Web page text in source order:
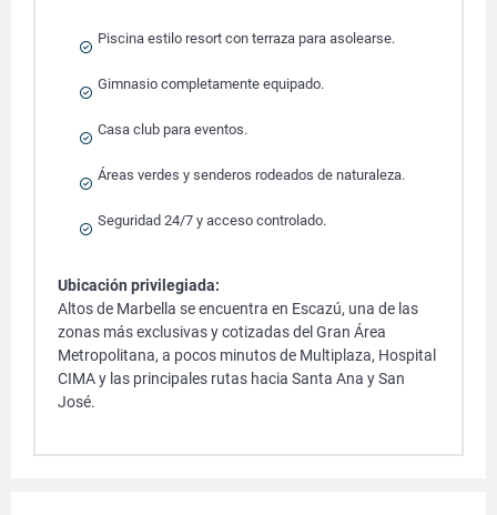
Piscina estilo resort con terraza para asolearse.
Gimnasio completamente equipado.
Casa club para eventos.
Áreas verdes y senderos rodeados de naturaleza.
Seguridad 24/7 y acceso controlado.
Ubicación privilegiada:
Altos de Marbella se encuentra en Escazú, una de las
zonas más exclusivas y cotizadas del Gran Área
Metropolitana, a pocos minutos de Multiplaza, Hospital
CIMA y las principales rutas hacia Santa Ana y San
José.